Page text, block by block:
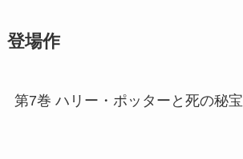
登場作
第7巻 ハリー・ポッターと死の秘宝